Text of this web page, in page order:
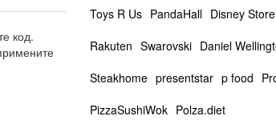
код.
Toys R Us PandaHall Disney Store
Rakuten Swarovski Daniel
Steakhome presentstar p food
PizzaSushiWok Polza.diet